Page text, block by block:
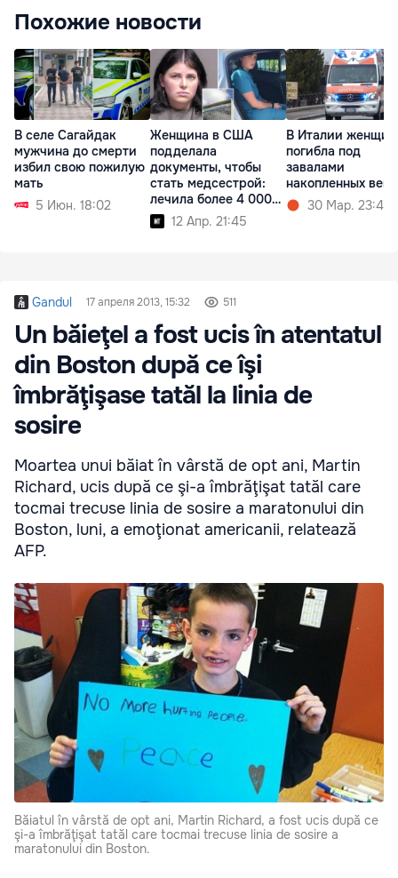
Похожие новости
В селе Сагайдак
мужчина до смерти
избил свою пожилую
мать
5 Июн. 18:02
Женщина в США
подделала
документы, чтобы
стать медсестрой:
лечила более 4 000
человек
12 Апр. 21:45
В Италии
погибла под
завалами
накопленных
30 Мар. 23:40
Gandul 17 апреля 2013, 15:32 511
Un băieţel a fost ucis în atentatul
din Boston după ce îşi
îmbrăţişase tatăl la linia de
sosire
Moartea unui băiat în vârstă de opt ani, Martin
Richard, ucis după ce şi-a îmbrăţişat tatăl care
tocmai trecuse linia de sosire a maratonului din
Boston, luni, a emoţionat americanii, relatează
AFP.
Băiatul în vârstă de opt ani, Martin Richard, a fost ucis după ce
şi-a îmbrăţişat tatăl care tocmai trecuse linia de sosire a
maratonului din Boston.